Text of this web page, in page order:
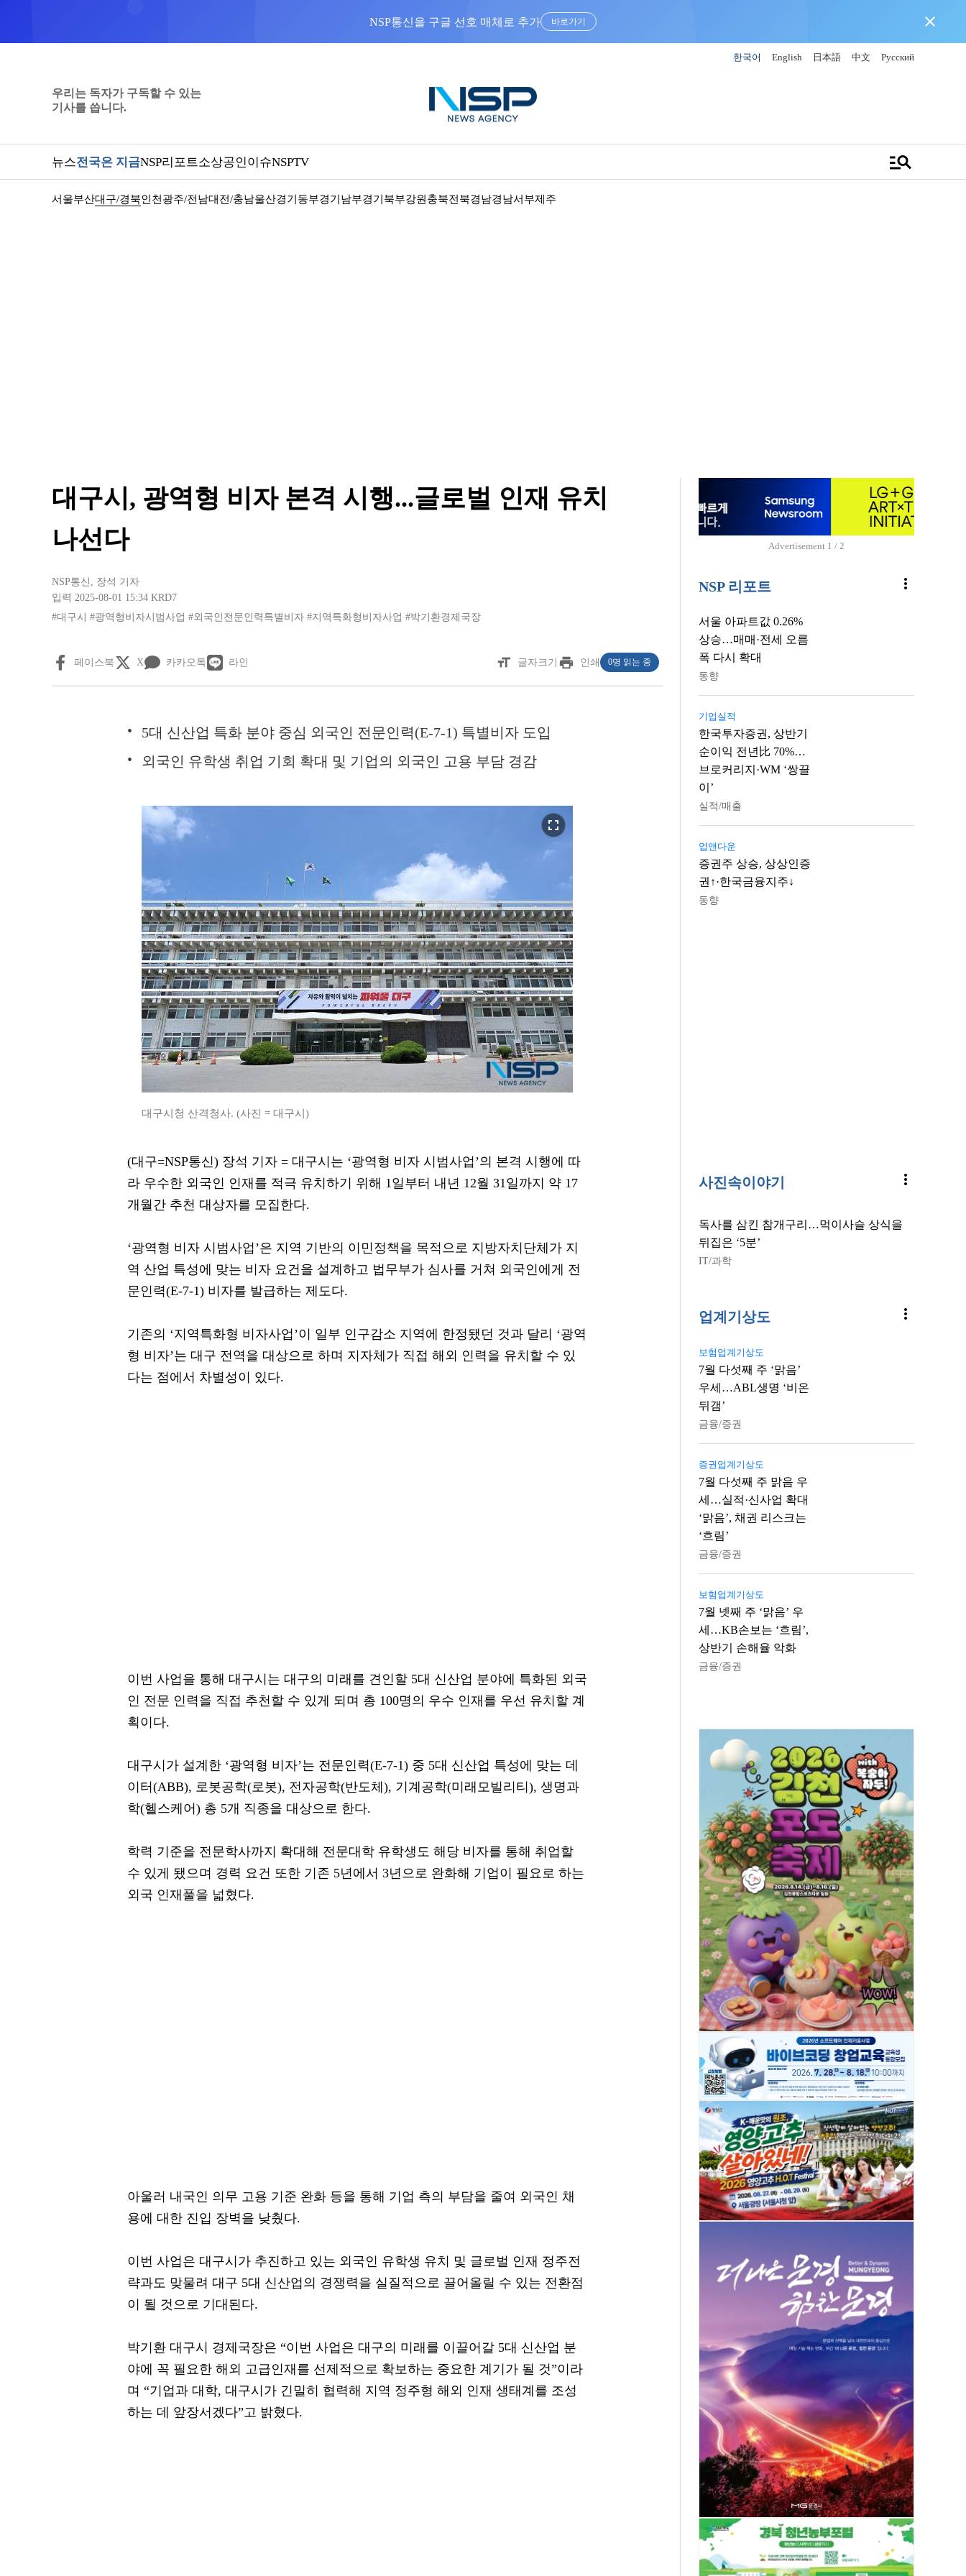
NSP통신을 구글 선호 매체로 추가 바로가기 close
한국어 English 日本語 中文 Русский
우리는 독자가 구독할 수 있는
기사를 씁니다.
뉴스전국은 지금NSP리포트소상공인이슈NSPTV manage_search
서울부산대구/경북인천 광주/전남대전/충남울산경기동부경기남부경기북부강원 충북전북경남경남서부제주
대구시, 광역형 비자 본격 시행...글로벌 인재 유치
나선다
NSP통신 , 장석 기자
입력 2025-08-01 15:34 KRD7
#대구시
#광역형비자시범사업 #외국인전문인력특별비자 #지역특화형비자사업 #박기환경제국장
페이스북 X 카카오톡 라인 format_size 글자크기 print 인쇄 0명 읽는 중
5대 신산업 특화 분야 중심 외국인 전문인력(E-7-1) 특별비자 도입
외국인 유학생 취업 기회 확대 및 기업의 외국인 고용 부담 경감
fullscreen
대구시청 산격청사. (사진 = 대구시)
(대구=NSP통신) 장석 기자 = 대구시는 ‘광역형 비자 시범사업’의 본격 시행에 따
라 우수한 외국인 인재를 적극 유치하기 위해 1일부터 내년 12월 31일까지 약 17
개월간 추천 대상자를 모집한다.
‘광역형 비자 시범사업’은 지역 기반의 이민정책을 목적으로 지방자치단체가 지
역 산업 특성에 맞는 비자 요건을 설계하고 법무부가 심사를 거쳐 외국인에게 전
문인력(E-7-1) 비자를 발급하는 제도다.
기존의 ‘지역특화형 비자사업’이 일부 인구감소 지역에 한정됐던 것과 달리 ‘광역
형 비자’는 대구 전역을 대상으로 하며 지자체가 직접 해외 인력을 유치할 수 있
다는 점에서 차별성이 있다.
이번 사업을 통해 대구시는 대구의 미래를 견인할 5대 신산업 분야에 특화된 외국
인 전문 인력을 직접 추천할 수 있게 되며 총 100명의 우수 인재를 우선 유치할 계
획이다.
대구시가 설계한 ‘광역형 비자’는 전문인력(E-7-1) 중 5대 신산업 특성에 맞는 데
이터(ABB), 로봇공학(로봇), 전자공학(반도체), 기계공학(미래모빌리티), 생명과
학(헬스케어) 총 5개 직종을 대상으로 한다.
학력 기준을 전문학사까지 확대해 전문대학 유학생도 해당 비자를 통해 취업할
수 있게 됐으며 경력 요건 또한 기존 5년에서 3년으로 완화해 기업이 필요로 하는
외국 인재풀을 넓혔다.
아울러 내국인 의무 고용 기준 완화 등을 통해 기업 측의 부담을 줄여 외국인 채
용에 대한 진입 장벽을 낮췄다.
이번 사업은 대구시가 추진하고 있는 외국인 유학생 유치 및 글로벌 인재 정주전
략과도 맞물려 대구 5대 신산업의 경쟁력을 실질적으로 끌어올릴 수 있는 전환점
이 될 것으로 기대된다.
박기환 대구시 경제국장은 “이번 사업은 대구의 미래를 이끌어갈 5대 신산업 분
야에 꼭 필요한 해외 고급인재를 선제적으로 확보하는 중요한 계기가 될 것”이라
며 “기업과 대학, 대구시가 긴밀히 협력해 지역 정주형 해외 인재 생태계를 조성
하는 데 앞장서겠다”고 밝혔다.
Advertisement 1 / 2
NSP 리포트 more_vert
서울 아파트값 0.26%
상승…매매·전세 오름
폭 다시 확대
동향
기업실적
한국투자증권, 상반기
순이익 전년比 70%…
브로커리지·WM ‘쌍끌
이’
실적/매출
업앤다운
증권주 상승, 상상인증
권↑·한국금융지주↓
동향
사진속이야기 more_vert
독사를 삼킨 참개구리…먹이사슬 상식을
뒤집은 ‘5분’
IT/과학
업계기상도 more_vert
보험업계기상도
7월 다섯째 주 ‘맑음’
우세…ABL생명 ‘비온
뒤갬’
금융/증권
증권업계기상도
7월 다섯째 주 맑음 우
세…실적·신사업 확대
‘맑음’, 채권 리스크는
‘흐림’
금융/증권
보험업계기상도
7월 넷째 주 ‘맑음’ 우
세…KB손보는 ‘흐림’,
상반기 손해율 악화
금융/증권